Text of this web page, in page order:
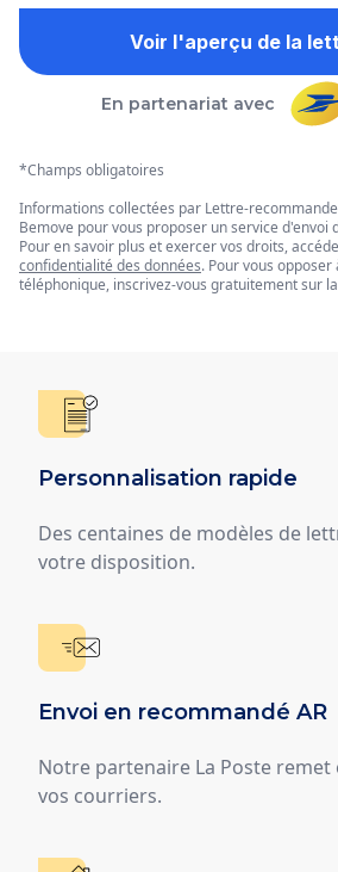
Voir l'aperçu de la
En partenariat avec
*Champs obligatoires
Informations collectées par Lettre-
Bemove pour vous proposer un service d'envoi
Pour en savoir plus et exercer vos droits,
confidentialité des données. Pour vous
téléphonique, inscrivez-vous gratuitement sur
Personnalisation rapide
Des centaines de modèles de
votre disposition.
Envoi en recommandé AR
Notre partenaire La Poste
vos courriers.